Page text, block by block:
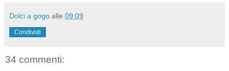
Dolci a gogo alle 09:09
Condividi
34 commenti: